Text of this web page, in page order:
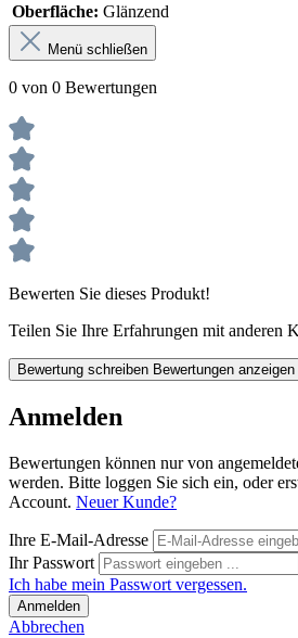
Oberfläche: Glänzend
Menü schließen
0 von 0 Bewertungen
Bewerten Sie dieses Produkt!
Teilen Sie Ihre Erfahrungen mit anderen
Bewertung schreiben Bewertungen anzeigen
Anmelden
Bewertungen können nur von
werden. Bitte loggen Sie sich ein, oder
Account. Neuer Kunde?
Ihre E-Mail-Adresse
Ihr Passwort
Ich habe mein Passwort vergessen.
Anmelden
Abbrechen